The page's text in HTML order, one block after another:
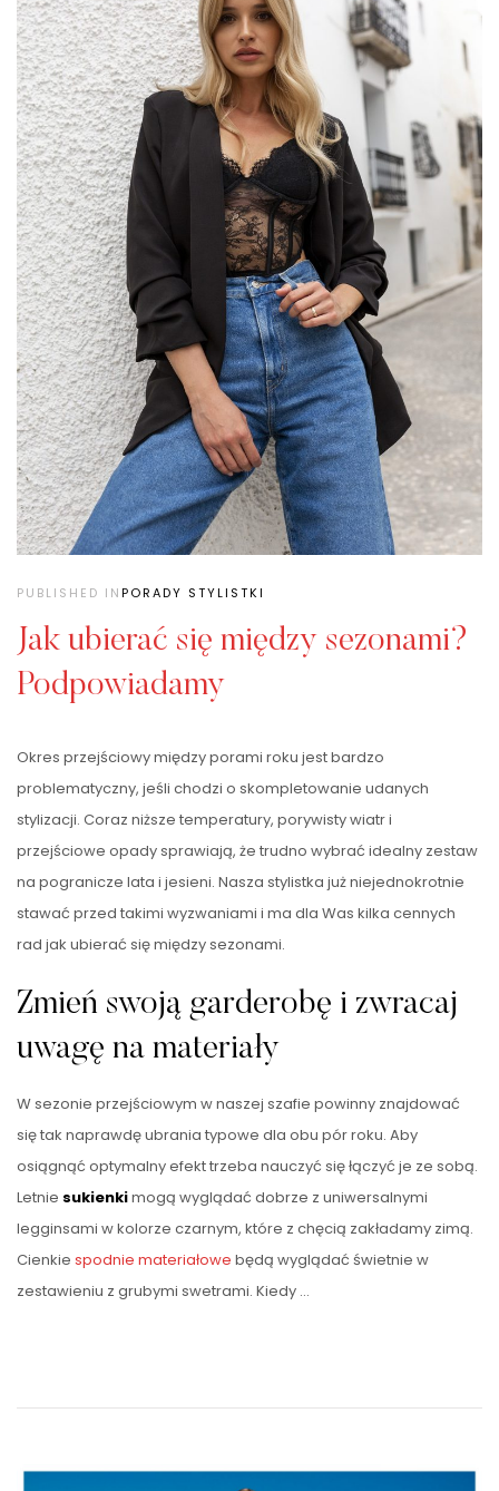
PUBLISHED INPORADY STYLISTKI
Jak ubierać się między sezonami?
Podpowiadamy
Okres przejściowy między porami roku jest bardzo
problematyczny, jeśli chodzi o skompletowanie udanych
stylizacji. Coraz niższe temperatury, porywisty wiatr i
przejściowe opady sprawiają, że trudno wybrać idealny zestaw
na pogranicze lata i jesieni. Nasza stylistka już niejednokrotnie
stawać przed takimi wyzwaniami i ma dla Was kilka cennych
rad jak ubierać się między sezonami.
Zmień swoją garderobę i zwracaj
uwagę na materiały
W sezonie przejściowym w naszej szafie powinny znajdować
się tak naprawdę ubrania typowe dla obu pór roku. Aby
osiągnąć optymalny efekt trzeba nauczyć się łączyć je ze sobą.
Letnie sukienkimogą wyglądać dobrze z uniwersalnymi
legginsami w kolorze czarnym, które z chęcią zakładamy zimą.
Cienkie spodnie materiałowe będą wyglądać świetnie w
zestawieniu z grubymi swetrami. Kiedy …